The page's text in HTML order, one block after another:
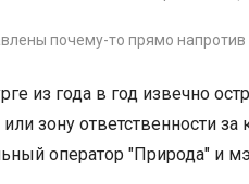
почему-то прямо
из года в год извечно
зону ответственности
оператор "Природа" и